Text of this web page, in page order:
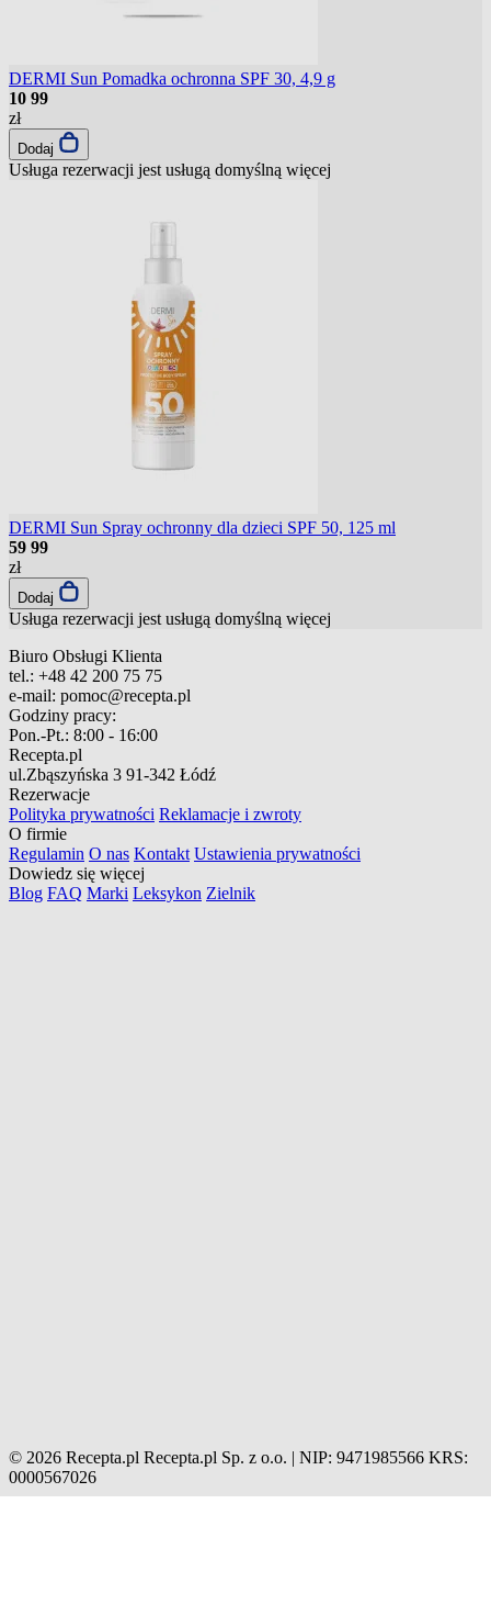
DERMI Sun Pomadka ochronna SPF 30, 4,9 g
10 99
zł
Dodaj
Usługa rezerwacji jest usługą domyślną więcej
DERMI Sun Spray ochronny dla dzieci SPF 50, 125 ml
59 99
zł
Dodaj
Usługa rezerwacji jest usługą domyślną więcej
Biuro Obsługi Klienta
tel.: +48 42 200 75 75
e-mail: pomoc@recepta.pl
Godziny pracy:
Pon.-Pt.: 8:00 - 16:00
Recepta.pl
ul.Zbąszyńska 3 91-342 Łódź
Rezerwacje
Polityka prywatności Reklamacje i zwroty
O firmie
Regulamin O nas Kontakt Ustawienia prywatności
Dowiedz się więcej
Blog FAQ Marki Leksykon Zielnik
© 2026 Recepta.pl Recepta.pl Sp. z o.o. | NIP: 9471985566 KRS:
0000567026